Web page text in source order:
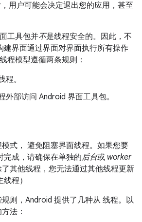
用户可能会决定退出您的应用，甚至
工具包并不是线程安全的。因此，不
建界面通过界面对界面执行所有操作
程模型遵循两条规则：
程。
外部访问 Android 界面工具包。
式， 避免阻塞界面线程。如果您要
完成，请确保在单独的后台或 worker
其他线程，您无法通过其他线程更新
程）
则，Android 提供了几种从 线程。以
法：